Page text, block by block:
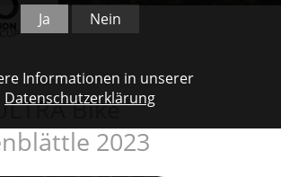
Bike
2023
Ja
Nein
Informationen in unserer
Datenschutzerklärung